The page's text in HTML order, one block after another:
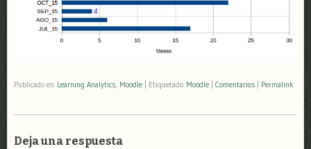
Publicado en Learning Analytics, Moodle Etiquetado Moodle Comentarios Permalink
Deja una respuesta